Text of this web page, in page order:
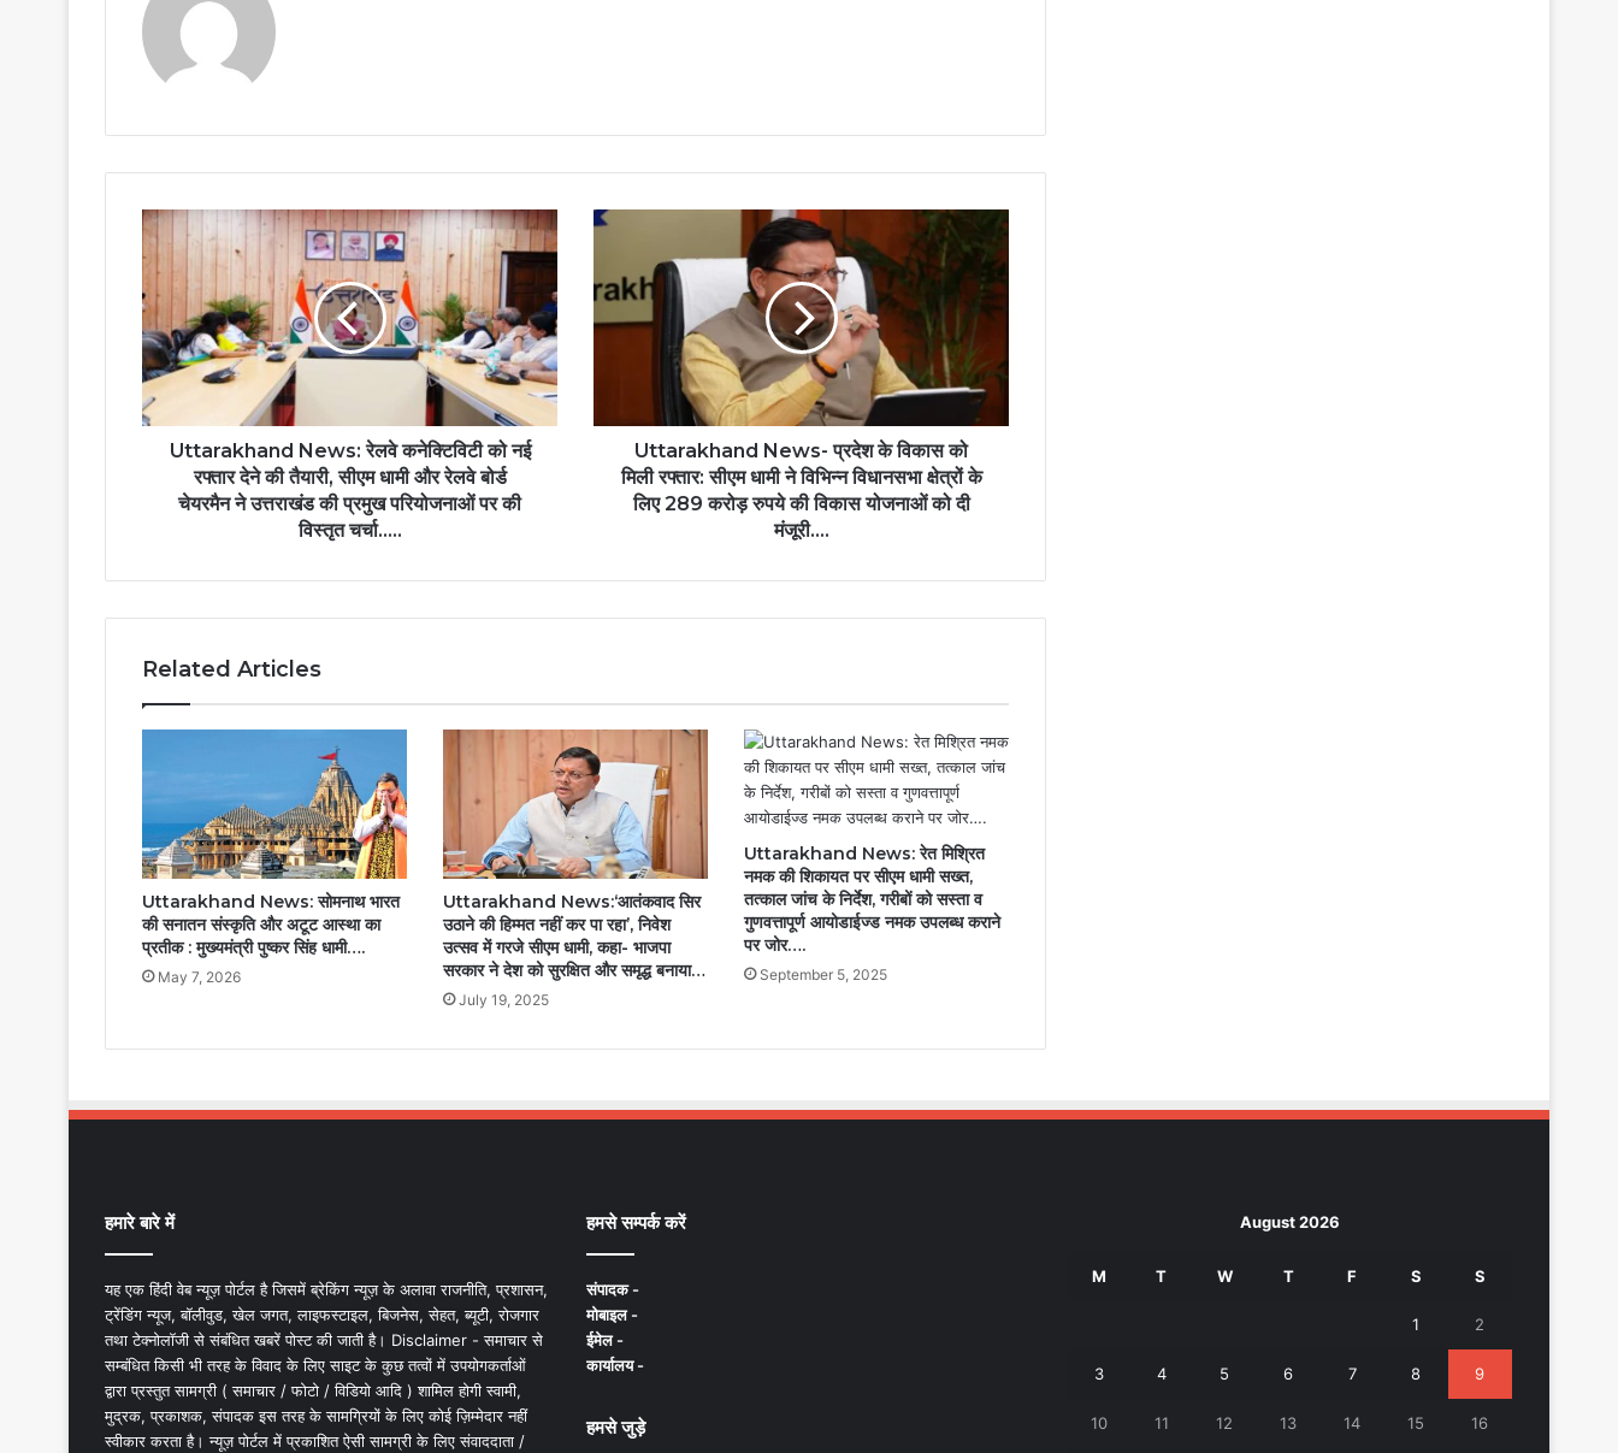
Uttarakhand News: रेलवे कनेक्टिविटी को नई
रफ्तार देने की तैयारी, सीएम धामी और रेलवे बोर्ड
चेयरमैन ने उत्तराखंड की प्रमुख परियोजनाओं पर की
विस्तृत चर्चा.....
Uttarakhand News- प्रदेश के विकास को
मिली रफ्तार: सीएम धामी ने विभिन्न विधानसभा क्षेत्रों के
लिए 289 करोड़ रुपये की विकास योजनाओं को दी
मंजूरी....
Related Articles
Uttarakhand News: सोमनाथ भारत
की सनातन संस्कृति और अटूट आस्था का
प्रतीक : मुख्यमंत्री पुष्कर सिंह धामी….
May 7, 2026
Uttarakhand News:‘आतंकवाद सिर
उठाने की हिम्मत नहीं कर पा रहा’, निवेश
उत्सव में गरजे सीएम धामी, कहा- भाजपा
सरकार ने देश को सुरक्षित और समृद्ध बनाया…
July 19, 2025
Uttarakhand News: रेत मिश्रित
नमक की शिकायत पर सीएम धामी सख्त,
तत्काल जांच के निर्देश, गरीबों को सस्ता व
गुणवत्तापूर्ण आयोडाईज्ड नमक उपलब्ध कराने
पर जोर….
September 5, 2025
हमारे बारे में
यह एक हिंदी वेब न्यूज़ पोर्टल है जिसमें ब्रेकिंग न्यूज़ के अलावा राजनीति, प्रशासन,
ट्रेंडिंग न्यूज, बॉलीवुड, खेल जगत, लाइफस्टाइल, बिजनेस, सेहत, ब्यूटी, रोजगार
तथा टेक्नोलॉजी से संबंधित खबरें पोस्ट की जाती है। Disclaimer - समाचार से
सम्बंधित किसी भी तरह के विवाद के लिए साइट के कुछ तत्वों में उपयोगकर्ताओं
द्वारा प्रस्तुत सामग्री ( समाचार / फोटो / विडियो आदि ) शामिल होगी स्वामी,
मुद्रक, प्रकाशक, संपादक इस तरह के सामग्रियों के लिए कोई ज़िम्मेदार नहीं
स्वीकार करता है। न्यूज़ पोर्टल में प्रकाशित ऐसी सामग्री के लिए संवाददाता /
हमसे सम्पर्क करें
संपादक -
मोबाइल -
ईमेल -
कार्यालय -
हमसे जुड़े
August 2026
M T W T F S S
1 2
3 4 5 6 7 8 9
10 11 12 13 14 15 16